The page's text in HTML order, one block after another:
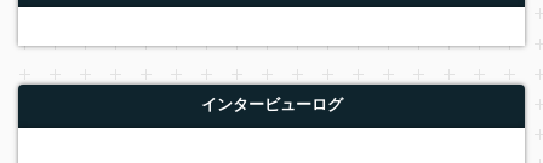
インタービューログ